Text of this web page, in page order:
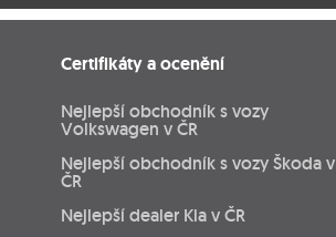
Certifikáty a ocenění
Nejlepší obchodník s vozy
Volkswagen v ČR
Nejlepší obchodník s vozy Škoda v
ČR
Nejlepší dealer Kia v ČR